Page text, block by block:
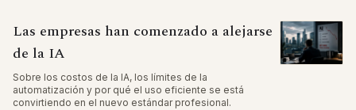
Las empresas han comenzado a alejarse
de la IA
Sobre los costos de la IA, los límites de la
automatización y por qué el uso eficiente se está
convirtiendo en el nuevo estándar profesional.